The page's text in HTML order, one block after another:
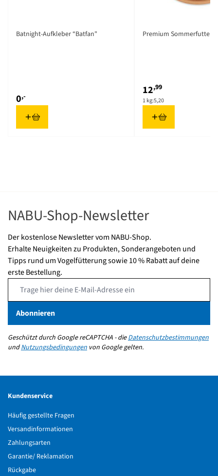
Batnight-Aufkleber “Batfan"
0,-
Premium Sommerfutter
12,99
1 kg:5,20
NABU-Shop-Newsletter
Der kostenlose Newsletter vom NABU-Shop.
Erhalte Neuigkeiten zu Produkten, Sonderangeboten und
Tipps rund um Vogelfütterung sowie 10 % Rabatt auf deine
erste Bestellung.
Abonnieren
Geschützt durch Google reCAPTCHA - dieDatenschutzbestimmungen
undNutzungsbedingungen von Google gelten.
Kundenservice
Häufig gestellte Fragen
Versandinformationen
Zahlungsarten
Garantie/ Reklamation
Rückgabe